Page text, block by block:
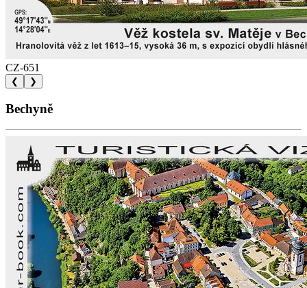
CZ-651
❮ ❯
Bechyně